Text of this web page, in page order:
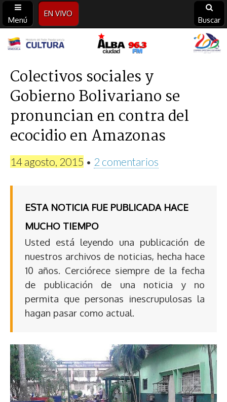
Menú
EN VIVO
Buscar
Alba
Ciudad
96.3
FM
Colectivos sociales y
Gobierno Bolivariano se
pronuncian en contra del
ecocidio en Amazonas
14 agosto, 2015 • 2 comentarios
ESTA NOTICIA FUE PUBLICADA HACE
MUCHO TIEMPO
Usted está leyendo una publicación de
nuestros archivos de noticias, hecha hace
10 años. Cerciórece siempre de la fecha
de publicación de una noticia y no
permita que personas inescrupulosas la
hagan pasar como actual.